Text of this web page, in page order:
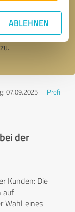
ABLEHNEN
zu.
07.09.2025| Profil
der
Kunden: Die
auf
Wahl eines